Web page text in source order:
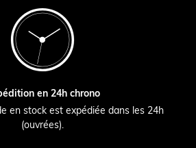
en 24h chrono
en stock est expédiée dans les 24h
(ouvrées).